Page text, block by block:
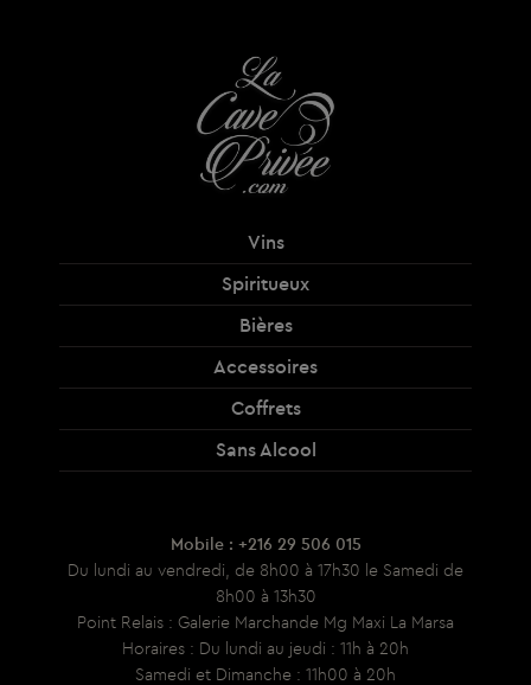
Vins
Spiritueux
Bières
Accessoires
Coffrets
Sans Alcool
Mobile : +216 29 506 015
Du lundi au vendredi, de 8h00 à 17h30 le Samedi de
8h00 à 13h30
Point Relais : Galerie Marchande Mg Maxi La Marsa
Horaires : Du lundi au jeudi : 11h à 20h
Samedi et Dimanche : 11h00 à 20h